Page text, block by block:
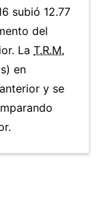
subió 12.77
del
La T.R.M.
en
y se